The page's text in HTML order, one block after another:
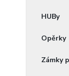
HUBy
Opěrky
Zámky